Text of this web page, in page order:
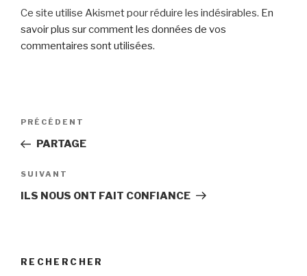
Ce site utilise Akismet pour réduire les indésirables. En
savoir plus sur comment les données de vos
commentaires sont utilisées.
Navigation
l’article
Article
précédent
PRÉCÉDENT
PARTAGE
Article
suivant
SUIVANT
ILS NOUS ONT FAIT CONFIANCE
RECHERCHER